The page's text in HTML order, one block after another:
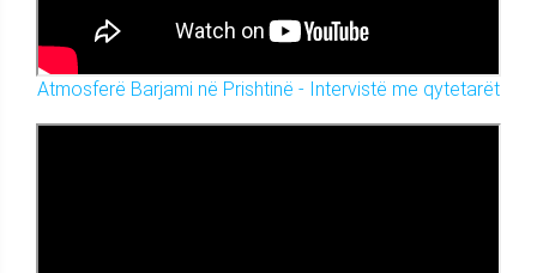
Atmosferë Barjami në Prishtinë - Intervistë me qytetarët